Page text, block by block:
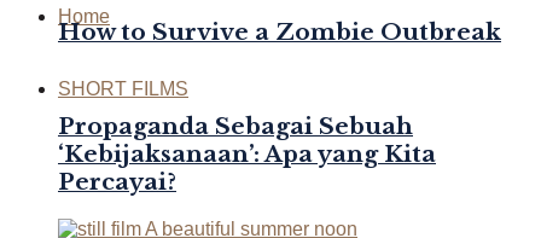
Home
SHORT FILMS
How to Survive a Zombie Outbreak
Propaganda Sebagai Sebuah
‘Kebijaksanaan’: Apa yang Kita
Percayai?